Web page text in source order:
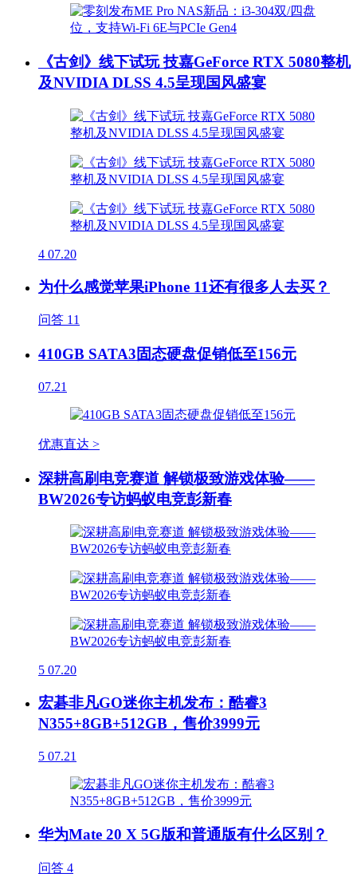
《古剑》线下试玩 技嘉GeForce RTX 5080整机
及NVIDIA DLSS 4.5呈现国风盛宴
4 07.20
为什么感觉苹果iPhone 11还有很多人去买？
问答 11
410GB SATA3固态硬盘促销低至156元
07.21
优惠直达 >
深耕高刷电竞赛道 解锁极致游戏体验——
BW2026专访蚂蚁电竞彭新春
5 07.20
宏碁非凡GO迷你主机发布：酷睿3
N355+8GB+512GB，售价3999元
5 07.21
华为Mate 20 X 5G版和普通版有什么区别？
问答 4